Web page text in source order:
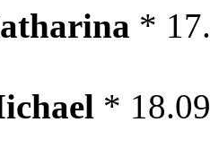
*
*